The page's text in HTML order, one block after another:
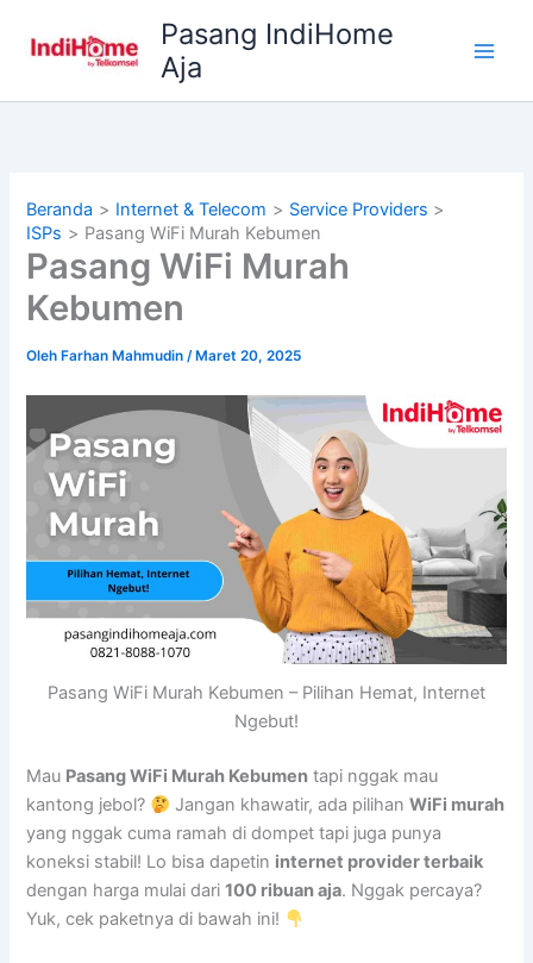
Pasang IndiHome
Aja
Beranda Internet & Telecom
Service Providers
ISPs
Pasang WiFi Murah Kebumen
Pasang WiFi Murah
Kebumen
Oleh Farhan Mahmudin/ Maret 20, 2025
Pasang WiFi Murah Kebumen – Pilihan Hemat, Internet
Ngebut!
Mau Pasang WiFi Murah Kebumen tapi nggak mau
kantong jebol?
Jangan khawatir, ada pilihanWiFi murah
yang nggak cuma ramah di dompet tapi juga punya
koneksi stabil! Lo bisa dapetin internet provider terbaik
dengan harga mulai dari100 ribuan aja. Nggak percaya?
Yuk, cek paketnya di bawah ini!